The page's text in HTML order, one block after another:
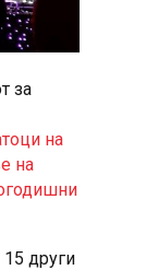
за
на
на
други